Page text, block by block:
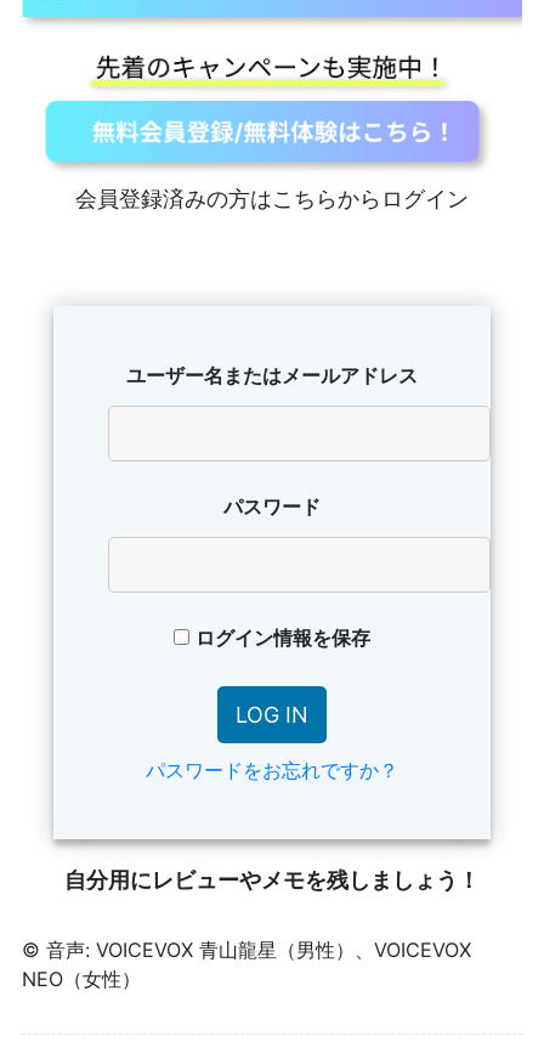
会員登録済みの方はこちらからログイン
ユーザー名またはメールアドレス
パスワード
ログイン情報を保存
パスワードをお忘れですか？
自分用にレビューやメモを残しましょう！
© 音声: VOICEVOX 青山龍星（男性）、VOICEVOX
NEO（女性）